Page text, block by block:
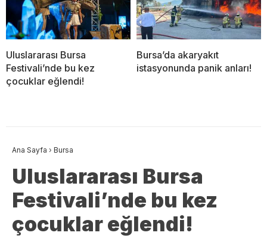
Uluslararası Bursa
Festivali’nde bu kez
çocuklar eğlendi!
Bursa’da akaryakıt
istasyonunda panik anları!
Ana Sayfa › Bursa
Uluslararası Bursa
Festivali’nde bu kez
çocuklar eğlendi!